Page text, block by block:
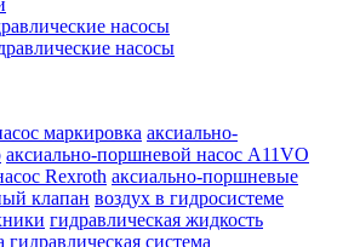
насосы
насосы
маркировка аксиально-
аксиально-поршневой насос A11VO
Rexroth аксиально-поршневые
клапан воздух в гидросистеме
гидравлическая жидкость
гидравлическая система